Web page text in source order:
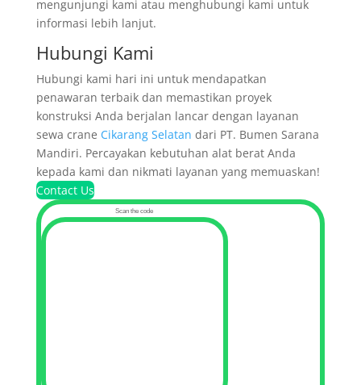
mengunjungi kami atau menghubungi kami untuk
informasi lebih lanjut.
Hubungi Kami
Hubungi kami hari ini untuk mendapatkan
penawaran terbaik dan memastikan proyek
konstruksi Anda berjalan lancar dengan layanan
sewa crane Cikarang Selatan dari PT. Bumen Sarana
Mandiri. Percayakan kebutuhan alat berat Anda
kepada kami dan nikmati layanan yang memuaskan!
Contact Us
Scan the code